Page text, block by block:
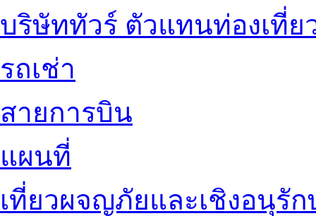
บริษัททัวร์ ตัวแทนท่องเที่ย
รถเช่า
สายการบิน
แผนที่
เที่ยวผจญภัยและเชิงอนุรัก